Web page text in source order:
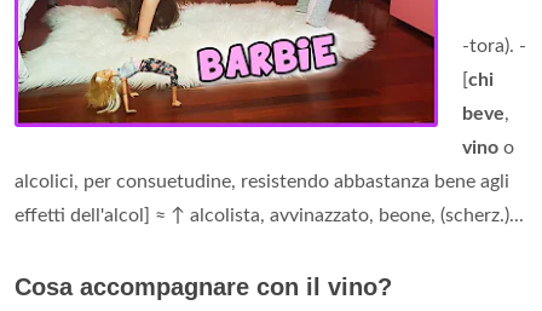
-tora). -
chi
beve,
vino o
alcolici, per consuetudine, resistendo abbastanza bene agli
effetti dell'alcol] ≈ ↑ alcolista, avvinazzato, beone, (scherz.)...
Cosa accompagnare con il vino?